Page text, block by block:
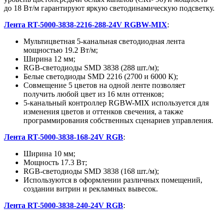
до 18 Вт/м гарантируют яркую светодинамическую подсветку.
Лента RT-5000-3838-2216-288-24V RGBW-MIX:
Мультицветная 5-канальная светодиодная лента
мощностью 19.2 Вт/м;
Ширина 12 мм;
RGB-светодиоды SMD 3838 (288 шт./м);
Белые светодиоды SMD 2216 (2700 и 6000 К);
Совмещение 5 цветов на одной ленте позволяет
получить любой цвет из 16 млн оттенков;
5-канальный контроллер RGBW-MIX используется для
изменения цветов и оттенков свечения, а также
программирования собственных сценариев управления.
Лента RT-5000-3838-168-24V RGB:
Ширина 10 мм;
Мощность 17.3 Вт;
RGB-светодиоды SMD 3838 (168 шт./м);
Используются в оформлении различных помещений,
создании витрин и рекламных вывесок.
Лента RT-5000-3838-240-24V RGB: